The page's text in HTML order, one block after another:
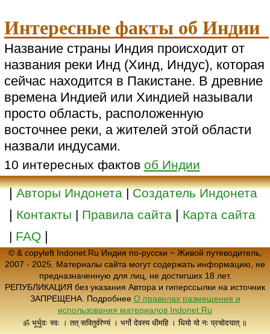
Интересные факты об Индии
Название страны Индия происходит от
названия реки Инд (Хинд, Индус), которая
сейчас находится в Пакистане. В древние
времена Индией или Хиндией называли
просто область, расположенную
восточнее реки, а жителей этой области
назвали индусами.
10 интересных фактов об Индии
|Авторы Индонета|Создатель Индонета
| Контакты | Правила сайта | Карта сайта
| FAQ |
© & copyleft Indonet.Ru Индия по-русски ~ Живой путеводитель,
2007 - 2025. Материалы сайта могут содержать информацию, не
предназначенную для лиц, не достигших 18 лет.
РЕПУБЛИКАЦИЯ без указания Автора и гиперссылки на источник
ЗАПРЕЩЕНА. Подробнее О правилах размещения и
использования материалов Indonet.Ru
ॐ भूर्भुवः स्वः । तत् सवितुर्वरेण्यं । भर्गो देवस्य धीमहि । धियो यो नः प्रचोदयात् ॥